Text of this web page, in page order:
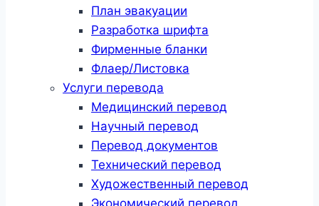
План эвакуации
Разработка шрифта
Фирменные бланки
Флаер/Листовка
Услуги перевода
Медицинский перевод
Научный перевод
Перевод документов
Технический перевод
Художественный перевод
Экономический перевод